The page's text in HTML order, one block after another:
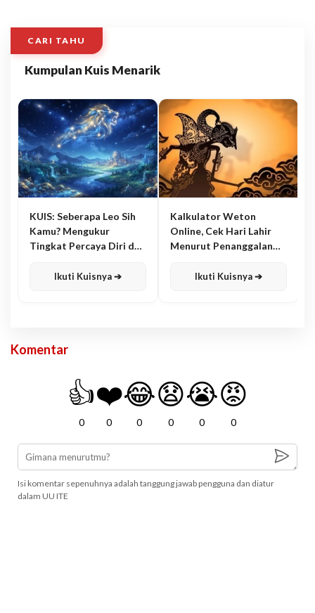
CARI TAHU
Kumpulan Kuis Menarik
KUIS: Seberapa Leo Sih
Kamu? Mengukur
Tingkat Percaya Diri dan
Ikuti Kuisnya ➔
Kalkulator Weton
Online, Cek Hari Lahir
Menurut Penanggalan
Ikuti Kuisnya ➔
Komentar
👍
0
❤️
0
😂
0
😧
0
😭
0
😡
0
Isi komentar sepenuhnya adalah tanggung jawab pengguna dan diatur
dalam UU ITE